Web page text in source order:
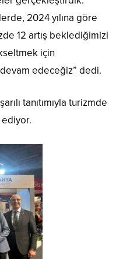
2024 yılına göre
12 artış beklediğimizi
için
devam edeceğiz” dedi.
tanıtımıyla turizmde